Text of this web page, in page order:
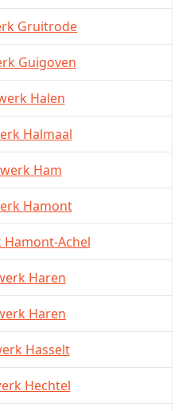
Gruitrode
Guigoven
Halen
Halmaal
Ham
Hamont
Achel
Haren
Haren
Hasselt
Hechtel